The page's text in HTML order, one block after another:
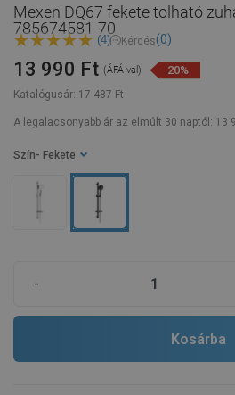
Mexen DQ67 fekete tolható
785674581-70
(4) Kérdés(0)
Katalógusár: 17 487 Ft
13 990 Ft (ÁFÁ-val) 20%
A legalacsonyabb ár az elmúlt 30 naptól: 13
Szín - Fekete
-
Kosárba